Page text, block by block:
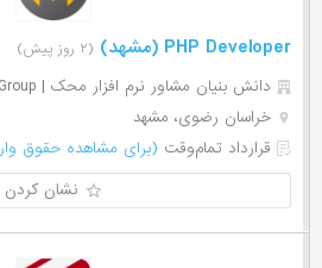
PHP Developer (مشهد) (۲ روز پیش)
دانش بنیان مشاور نرم افزار محک | Mahak Software Group
خراسان رضوی، مشهد
قرارداد تمام‌وقت (برای مشاهده حقوق
نشان کردن